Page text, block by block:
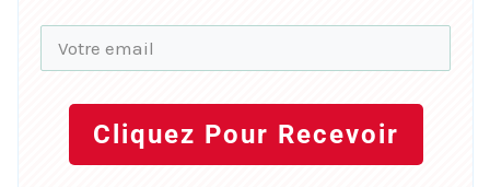
Cliquez Pour Recevoir